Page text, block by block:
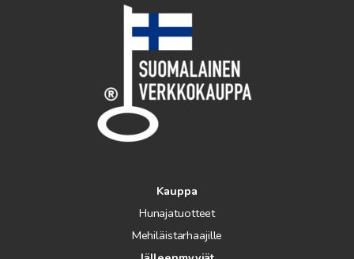
Kauppa
Hunajatuotteet
Mehiläistarhaajille